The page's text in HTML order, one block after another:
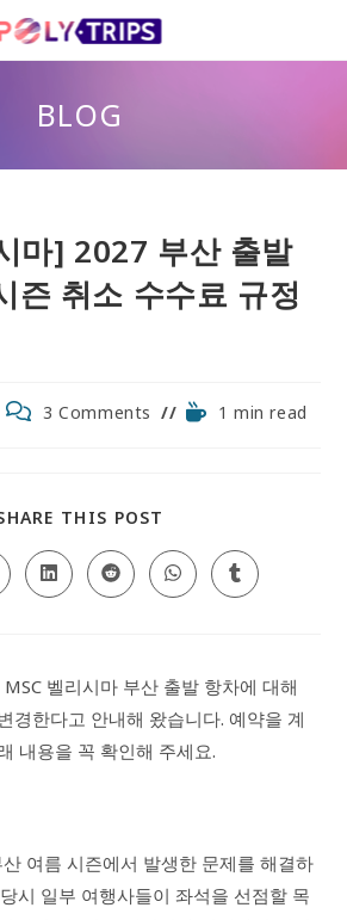
BLOG
마] 2027 부산 출발
즌 취소 수수료 규정
Post3 Comments
Reading1 min read
THIS POST
CONTENT
Opens
in
Opens
in
Opens
in
Opens
in
벨리시마 부산 출발 항차에 대해
경한다고 안내해 왔습니다. 예약을 계
내용을 꼭 확인해 주세요.
여름 시즌에서 발생한 문제를 해결하
시 일부 여행사들이 좌석을 선점할 목